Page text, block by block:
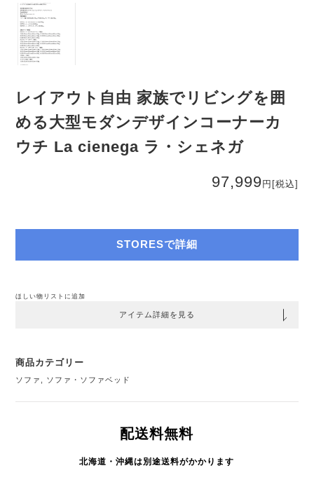
レイアウト自由 家族でリビングを囲
める大型モダンデザインコーナーカ
ウチ La cienega ラ・シェネガ
97,999 円 [税込]
STORESで詳細
ほしい物リストに追加
アイテム詳細を見る
商品カテゴリー
ソファ ソファ・ソファベッド
配送料無料
北海道・沖縄は別途送料がかかります